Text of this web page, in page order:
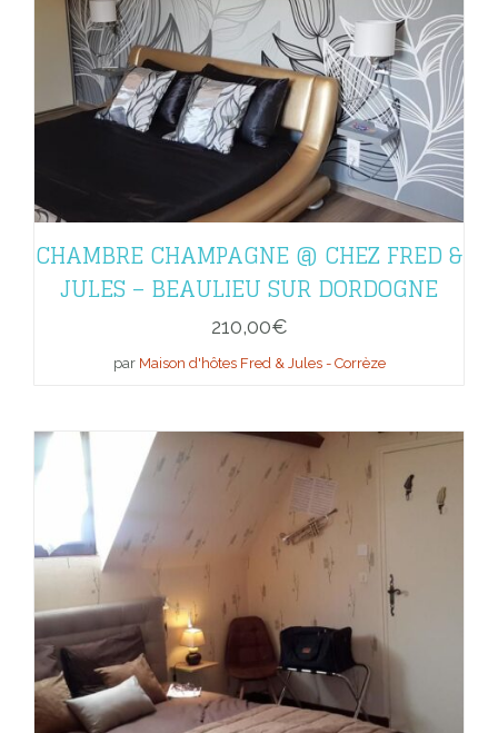
CHAMBRE CHAMPAGNE @ CHEZ FRED &
JULES – BEAULIEU SUR DORDOGNE
210,00€
par Maison d'hôtes Fred & Jules - Corrèze